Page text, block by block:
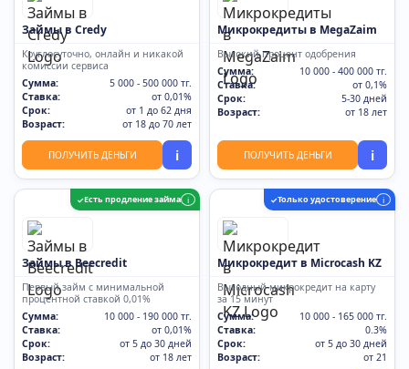
Займы в Credy
Круглосуточно, онлайн и никакой
комиссии сервиса
Сумма:
5 000 - 500 000 тг.
Ставка:
от 0,01%
Срок:
от 1 до 62 дня
Возраст:
от 18 до 70 лет
ПОЛУЧИТЬ ДЕНЬГИ i
Микрокредиты в MegaZaim
Высокий процент одобрения
Сумма:
10 000 - 400 000 тг.
Ставка:
от 0,1%
Срок:
5-30 дней
Возраст:
от 18 лет
ПОЛУЧИТЬ ДЕНЬГИ i
✓Есть продление займа i
Займы в Beecredit
Первый займ с минимальной
процентной ставкой 0,01%
Сумма:
10 000 - 190 000 тг.
Ставка:
от 0,01%
Срок:
от 5 до 30 дней
Возраст:
от 18 лет
✓Только удостоверение i
Микрокредит в Microcash KZ
Выгодный микрокредит на карту
за 15 минут
Сумма:
10 000 - 165 000 тг.
Ставка:
0.3%
Срок:
от 5 до 30 дней
Возраст:
от 21